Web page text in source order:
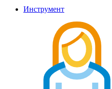
Инструмент